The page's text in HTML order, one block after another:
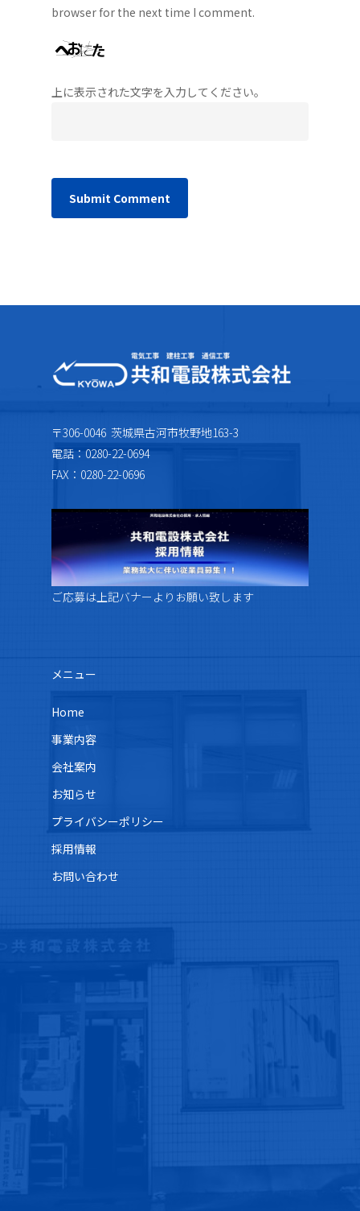
browser for the next time I comment.
上に表示された文字を入力してください。
〒306-0046 茨城県古河市牧野地163-3
電話：0280-22-0694
FAX：0280-22-0696
ご応募は上記バナーよりお願い致します
メニュー
Home
事業内容
会社案内
お知らせ
プライバシーポリシー
採用情報
お問い合わせ